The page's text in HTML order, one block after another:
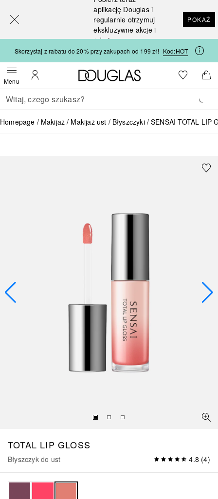
aplikację Douglas i
regularnie otrzymuj
ekskluzywne akcje i
rabaty
POKAŻ
Skorzystaj z rabatu do 20% przy zakupach od 199 zł! Kod:HOT
MenuOtwórz menuMoje konto
Strona główna Douglas
Do listyDo
Wracać
Wykonaj wyszukiwanie
Homepage Makijaż Makijaż ust Błyszczyki SENSAI TOTAL LIP
TOTAL LIP GLOSS
Błyszczyk do ust 4.8 (4)
[navigation.slideout.screenreader]